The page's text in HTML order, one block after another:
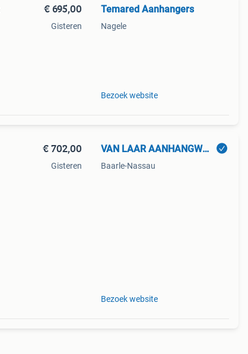
€ 695,00
Gisteren
Temared Aanhangers
Nagele
Bezoek website
€ 702,00
Gisteren
VAN LAAR AANHANGWAGENS & EQUIPMENT
Baarle-Nassau
Bezoek website